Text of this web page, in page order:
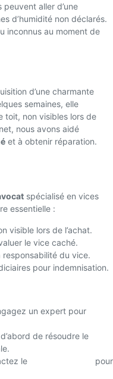
aller d’une
d’humidité non déclarés.
inconnus au moment de
d’une charmante
semaines, elle
toit, non visibles lors de
nous avons aidé
et à obtenir réparation.
spécialisé en vices
essentielle :
visible lors de l’achat.
le vice caché.
du vice.
pour indemnisation.
un expert pour
de résoudre le
le
pour